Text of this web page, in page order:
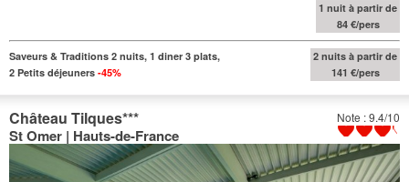
1 nuit à partir de
84 €/pers
Saveurs & Traditions 2 nuits, 1 diner 3 plats,
2 Petits déjeuners -45%
2 nuits à partir de
141 €/pers
Note : 9.4/10
Château Tilques***
St Omer | Hauts-de-France